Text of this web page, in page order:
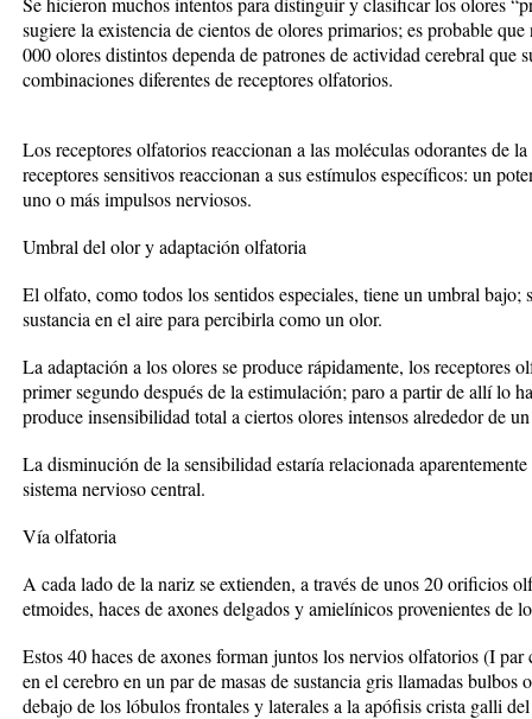
sugiere la existencia de cientos de olores primarios; es probable
000 olores distintos dependa de patrones de actividad cerebral que
combinaciones diferentes de receptores olfatorios.
Los receptores olfatorios reaccionan a las moléculas odorantes de
receptores sensitivos reaccionan a sus estímulos específicos: un
uno o más impulsos nerviosos.
Umbral del olor y adaptación olfatoria
El olfato, como todos los sentidos especiales, tiene un umbral bajo;
sustancia en el aire para percibirla como un olor.
La adaptación a los olores se produce rápidamente, los receptores
primer segundo después de la estimulación; paro a partir de allí lo
produce insensibilidad total a ciertos olores intensos alrededor de
La disminución de la sensibilidad estaría relacionada
sistema nervioso central.
Vía olfatoria
A cada lado de la nariz se extienden, a través de unos 20 orificios
etmoides, haces de axones delgados y amielínicos provenientes de
Estos 40 haces de axones forman juntos los nervios olfatorios (I
en el cerebro en un par de masas de sustancia gris llamadas bulbos
debajo de los lóbulos frontales y laterales a la apófisis crista galli